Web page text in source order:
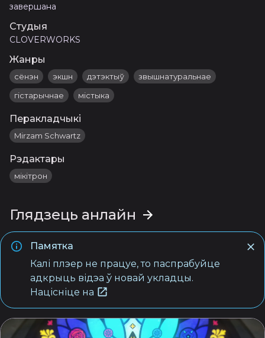
завершана
Студыя
CLOVERWORKS
Жанры
сёнэн экшн дэтэктыў
звышнатуральнае
гістарычнае
містыка
Перакладчыкі
Mirzam Schwartz
Рэдактары
мікітрон
Глядзець анлайн
Памятка
Калі плэер не працуе, то паспрабуйце
адкрыць відэа ў новай укладцы.
Націсніце на